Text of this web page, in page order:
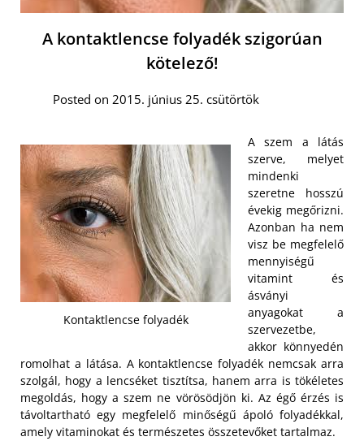
A kontaktlencse folyadék szigorúan
kötelező!
Posted on 2015. június 25. csütörtök
Kontaktlencse folyadék
A szem a látás
szerve, melyet
mindenki
szeretne hosszú
évekig megőrizni.
Azonban ha nem
visz be megfelelő
mennyiségű
vitamint és
ásványi
anyagokat a
szervezetbe,
akkor könnyedén
romolhat a látása. A kontaktlencse folyadék nemcsak arra
szolgál, hogy a lencséket tisztítsa, hanem arra is tökéletes
megoldás, hogy a szem ne vörösödjön ki. Az égő érzés is
távoltartható egy megfelelő minőségű ápoló folyadékkal,
amely vitaminokat és természetes összetevőket tartalmaz.